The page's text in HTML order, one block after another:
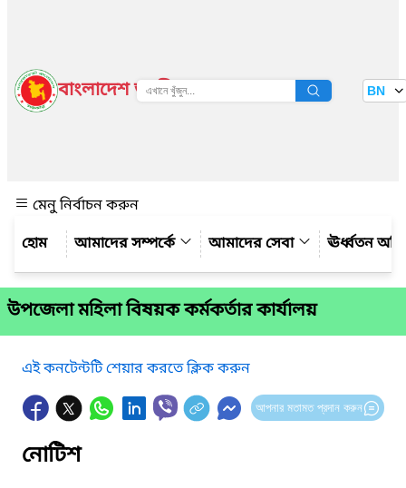
বাংলাদেশ জাতীয় তথ্য বাতায়ন BN
মেনু নির্বাচন করুন
আমাদের সম্পর্কে
আমাদের সেবা ঊর্ধ্বতন
উপজেলা মহিলা বিষয়ক কর্মকর্তার কার্যালয়
এই কনটেন্টটি শেয়ার করতে ক্লিক করুন
আপনার মতামত প্রদান করুন
নোটিশ